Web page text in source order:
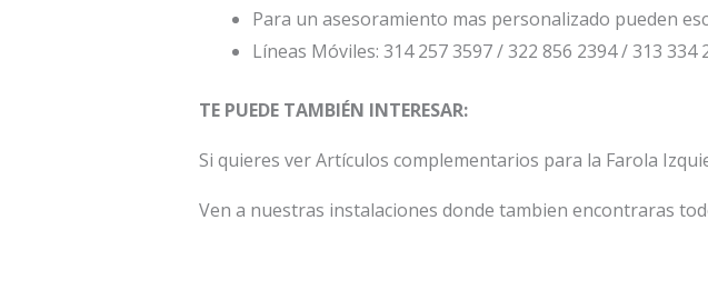
Para un asesoramiento mas personalizado pueden
Líneas Móviles: 314 257 3597 / 322 856 2394 / 313 334
TE PUEDE TAMBIÉN INTERESAR:
Si quieres ver Artículos complementarios para la Farola
Ven a nuestras instalaciones donde tambien encontraras